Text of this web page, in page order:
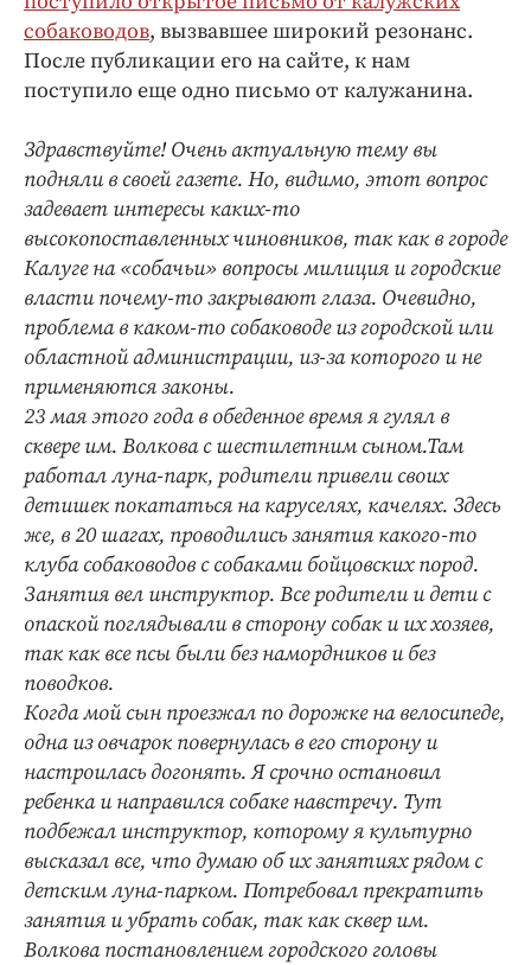
Происшествия
Спорт
Экономика и бизнес
Блоги
Издания
Медиаперсона
Интересное чтиво
Клиника года
Бренд года
Работодатель года
собаководов, вызвавшее широкий резонанс.
После публикации его на сайте, к нам
поступило еще одно письмо от калужанина.
Здравствуйте! Очень актуальную тему вы
подняли в своей газете. Но, видимо, этот вопрос
задевает интересы каких-то
высокопоставленных чиновников, так как в городе
Калуге на «собачьи» вопросы милиция и городские
власти почему-то закрывают глаза. Очевидно,
проблема в каком-то собаководе из городской или
областной администрации, из-за которого и не
применяются законы.
23 мая этого года в обеденное время я гулял в
сквере им. Волкова с шестилетним сыном.Там
работал луна-парк, родители привели своих
детишек покататься на каруселях, качелях. Здесь
же, в 20 шагах, проводились занятия какого-то
клуба собаководов с собаками бойцовских пород.
Занятия вел инструктор. Все родители и дети с
опаской поглядывали в сторону собак и их хозяев,
так как все псы были без намордников и без
поводков.
Когда мой сын проезжал по дорожке на велосипеде,
одна из овчарок повернулась в его сторону и
настроилась догонять. Я срочно остановил
ребенка и направился собаке навстречу. Тут
подбежал инструктор, которому я культурно
высказал все, что думаю об их занятиях рядом с
детским луна-парком. Потребовал прекратить
занятия и убрать собак, так как сквер им.
Волкова постановлением городского головы